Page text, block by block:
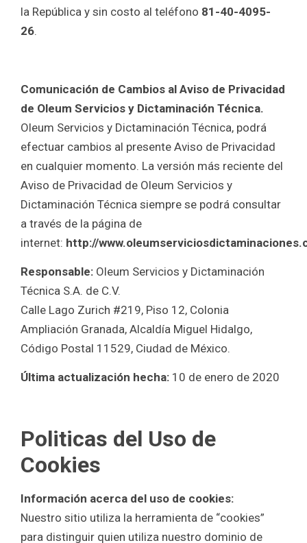
la República y sin costo al teléfono 81-40-4095-
26.
Comunicación de Cambios al Aviso de Privacidad
de Oleum Servicios y Dictaminación Técnica.
Oleum Servicios y Dictaminación Técnica, podrá
efectuar cambios al presente Aviso de Privacidad
en cualquier momento. La versión más reciente del
Aviso de Privacidad de Oleum Servicios y
Dictaminación Técnica siempre se podrá consultar
a través de la página de
internet: http://
Responsable: Oleum Servicios y Dictaminación
Técnica S.A. de C.V.
Calle Lago Zurich #219, Piso 12, Colonia
Ampliación Granada, Alcaldía Miguel Hidalgo,
Código Postal 11529, Ciudad de México.
Última actualización hecha: 10 de enero de 2020
Politicas del Uso de
Cookies
Información acerca del uso de cookies:
Nuestro sitio utiliza la herramienta de “cookies”
para distinguir quien utiliza nuestro dominio de